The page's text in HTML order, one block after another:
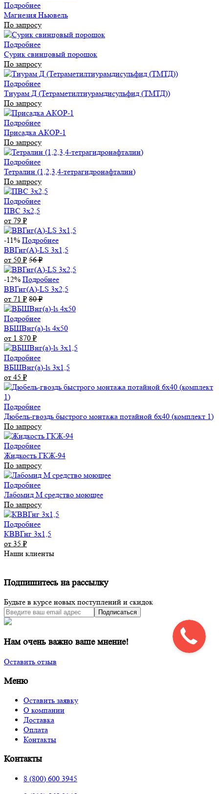
Подробнее
Магнезия Ньювель
По запросу
Подробнее
Сурик свинцовый порошок
По запросу
Подробнее
Тиурам Д (Тетраметилтиурамдисульфид (ТМТД))
По запросу
Подробнее
Присадка АКОР-1
По запросу
Подробнее
Тетралин (1,2,3,4-тетрагидронафталин)
По запросу
Подробнее
ПВС 3х2,5
от 79 ₽
-11% Подробнее
ВВГнг(А)-LS 3х1,5
от 50 ₽ 56₽
-12% Подробнее
ВВГнг(А)-LS 3х2,5
от 71 ₽ 80₽
Подробнее
ВБШВнг(а)-ls 4x50
от 1 870 ₽
Подробнее
ВБШВнг(а)-ls 3х1,5
от 45 ₽
Подробнее
Дюбель-гвоздь быстрого монтажа потайной 6х40 (комплект 1)
По запросу
Подробнее
Жидкость ГКЖ-94
По запросу
Подробнее
Лабомид М средство моющее
По запросу
Подробнее
КВВГнг 3х1,5
от 35 ₽
Наши клиенты
Подпишитесь на рассылку
Будьте в курсе новых поступлений и скидок
Подписаться
Нам очень важно ваше мнение!
Оставить отзыв
Меню
Оставить заявку
О компании
Доставка
Оплата
Контакты
Контакты
8 (800) 600 3945